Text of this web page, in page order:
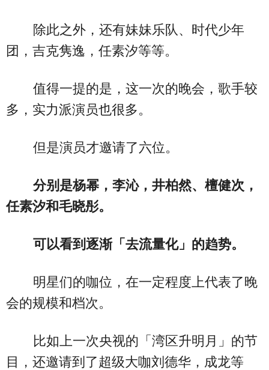
除此之外，还有妹妹乐队、时代少年
团，吉克隽逸，任素汐等等。
值得一提的是，这一次的晚会，歌手较
多，实力派演员也很多。
但是演员才邀请了六位。
分别是杨幂，李沁，井柏然、檀健次，
任素汐和毛晓彤。
可以看到逐渐「去流量化」的趋势。
明星们的咖位，在一定程度上代表了晚
会的规模和档次。
比如上一次央视的「湾区升明月」的节
目，还邀请到了超级大咖刘德华，成龙等